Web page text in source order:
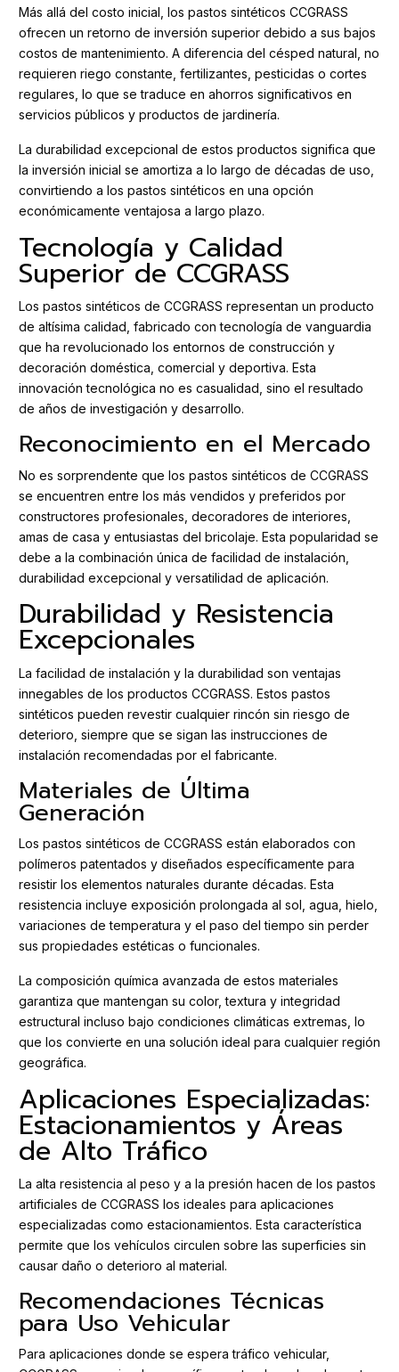
Más allá del costo inicial, los pastos sintéticos CCGRASS
ofrecen un retorno de inversión superior debido a sus bajos
costos de mantenimiento. A diferencia del césped natural, no
requieren riego constante, fertilizantes, pesticidas o cortes
regulares, lo que se traduce en ahorros significativos en
servicios públicos y productos de jardinería.
La durabilidad excepcional de estos productos significa que
la inversión inicial se amortiza a lo largo de décadas de uso,
convirtiendo a los pastos sintéticos en una opción
económicamente ventajosa a largo plazo.
Tecnología y Calidad
Superior de CCGRASS
Los pastos sintéticos de CCGRASS representan un producto
de altísima calidad, fabricado con tecnología de vanguardia
que ha revolucionado los entornos de construcción y
decoración doméstica, comercial y deportiva. Esta
innovación tecnológica no es casualidad, sino el resultado
de años de investigación y desarrollo.
Reconocimiento en el Mercado
No es sorprendente que los pastos sintéticos de CCGRASS
se encuentren entre los más vendidos y preferidos por
constructores profesionales, decoradores de interiores,
amas de casa y entusiastas del bricolaje. Esta popularidad se
debe a la combinación única de facilidad de instalación,
durabilidad excepcional y versatilidad de aplicación.
Durabilidad y Resistencia
Excepcionales
La facilidad de instalación y la durabilidad son ventajas
innegables de los productos CCGRASS. Estos pastos
sintéticos pueden revestir cualquier rincón sin riesgo de
deterioro, siempre que se sigan las instrucciones de
instalación recomendadas por el fabricante.
Materiales de Última
Generación
Los pastos sintéticos de CCGRASS están elaborados con
polímeros patentados y diseñados específicamente para
resistir los elementos naturales durante décadas. Esta
resistencia incluye exposición prolongada al sol, agua, hielo,
variaciones de temperatura y el paso del tiempo sin perder
sus propiedades estéticas o funcionales.
La composición química avanzada de estos materiales
garantiza que mantengan su color, textura y integridad
estructural incluso bajo condiciones climáticas extremas, lo
que los convierte en una solución ideal para cualquier región
geográfica.
Aplicaciones Especializadas:
Estacionamientos y Áreas
de Alto Tráfico
La alta resistencia al peso y a la presión hacen de los pastos
artificiales de CCGRASS los ideales para aplicaciones
especializadas como estacionamientos. Esta característica
permite que los vehículos circulen sobre las superficies sin
causar daño o deterioro al material.
Recomendaciones Técnicas
para Uso Vehicular
Para aplicaciones donde se espera tráfico vehicular,